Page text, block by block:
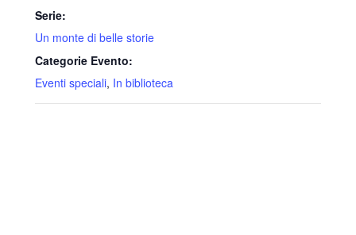
Serie:
Un monte di belle storie
Categorie Evento:
Eventi speciali, In biblioteca